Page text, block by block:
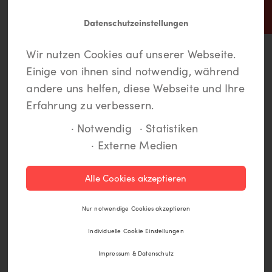
In Lippstadt findet jeder
etwas.
Deine Lieblingsorte zu speichern und eine
Route anzulegen. Wenn Du noch kein Login
hast, kannst Du Dich hier kostenlos anmelden.
Registrieren
Datenschutzeinstellungen
Wir nutzen Cookies auf unserer Webseite.
Einige von ihnen sind notwendig, während
andere uns helfen, diese Webseite und Ihre
Erfahrung zu verbessern.
· Notwendig · Statistiken
· Externe Medien
Alle Cookies akzeptieren
Nur notwendige Cookies akzeptieren
Individuelle Cookie Einstellungen
Impressum & Datenschutz